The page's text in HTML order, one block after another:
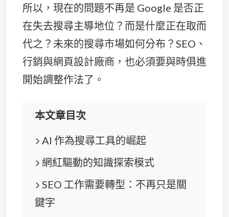
所以，現在的問題不再是 Google 是否正
在失去搜尋主導地位？而是什麼正在取而
代之？未來的搜尋市場如何分布？SEO、
行銷與網頁設計廠商，也必須要與時俱進
開始調整作法了。
本文章目次
AI 作為搜尋工具的崛起
網紅驅動的知識探索模式
SEO 工作需要轉型：不再只是關
鍵字